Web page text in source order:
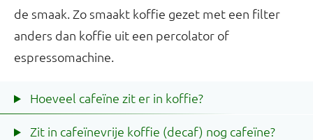
de smaak. Zo smaakt koffie gezet met een filter
anders dan koffie uit een percolator of
espressomachine.
Hoeveel cafeïne zit er in koffie?
Zit in cafeïnevrije koffie (decaf) nog cafeïne?